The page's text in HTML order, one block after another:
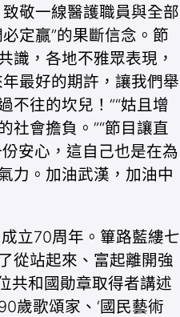
敬一線醫護職員與全部
定贏”的果斷信念。節
識，各地不雅眾表現，
最好的期許，讓我們舉
不往的坎兒！”“姑且增
社會擔負。”“節目讓直
安心，這自己也是在為
力。加油武漢，加油中
70周年。篳路藍縷七
從站起來、富起離開強
共和國勛章取得者講述
歲歌頌家、‘國民藝術